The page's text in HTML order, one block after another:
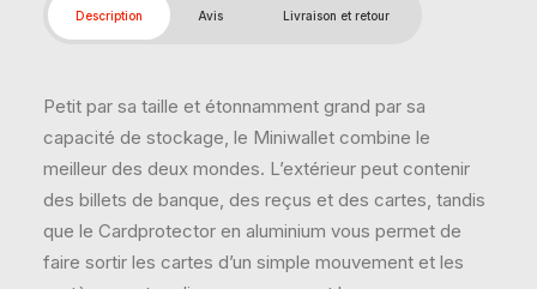
Description Avis Livraison et retour
Petit par sa taille et étonnamment grand par sa
capacité de stockage, le Miniwallet combine le
meilleur des deux mondes. L’extérieur peut contenir
des billets de banque, des reçus et des cartes, tandis
que le Cardprotector en aluminium vous permet de
faire sortir les cartes d’un simple mouvement et les